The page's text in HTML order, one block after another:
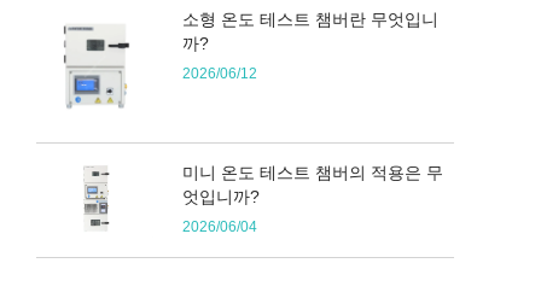
소형 온도 테스트 챔버란 무엇입니
까?
2026/06/12
미니 온도 테스트 챔버의 적용은 무
엇입니까?
2026/06/04